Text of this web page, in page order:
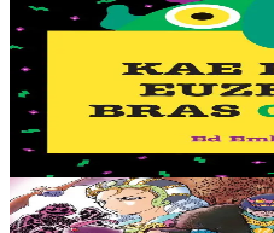
Kae kuit, Euzhvil bras
Petra en deus ur fri gwer-glazik,
bras melen ? Euzhvil Bras Gwer
avat. Tro pajennoù didroc’het...
12,50 €
11 vloaz hag ouzhpenn
TES